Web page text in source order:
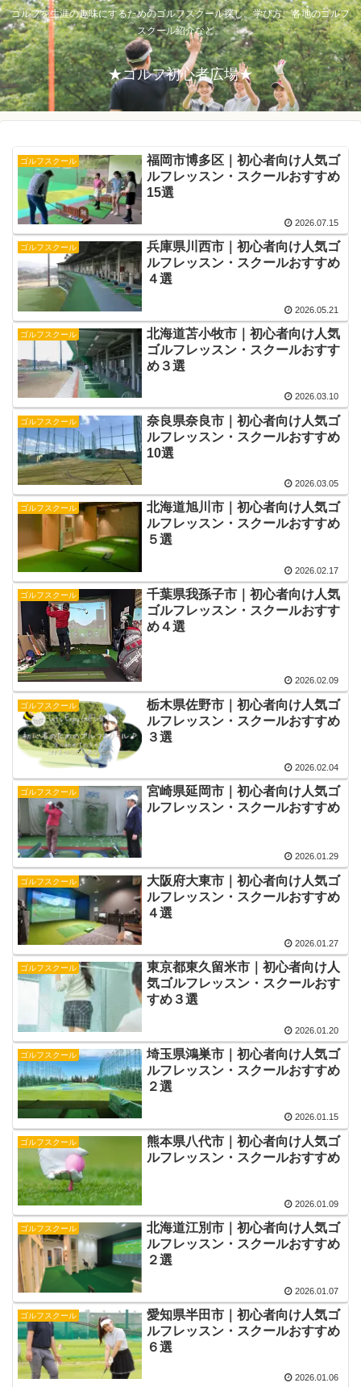
ゴルフを生涯の趣味にするためのゴルフスクール探し。学び方、各地のゴルフ
スクール紹介など。
★ゴルフ初心者広場★
ゴルフスクール
福岡市博多区｜初心者向け人気ゴ
ルフレッスン・スクールおすすめ
15選
2026.07.15
ゴルフスクール
兵庫県川西市｜初心者向け人気ゴ
ルフレッスン・スクールおすすめ
４選
2026.05.21
ゴルフスクール
北海道苫小牧市｜初心者向け人気
ゴルフレッスン・スクールおすす
め３選
2026.03.10
ゴルフスクール
奈良県奈良市｜初心者向け人気ゴ
ルフレッスン・スクールおすすめ
10選
2026.03.05
ゴルフスクール
北海道旭川市｜初心者向け人気ゴ
ルフレッスン・スクールおすすめ
５選
2026.02.17
ゴルフスクール
千葉県我孫子市｜初心者向け人気
ゴルフレッスン・スクールおすす
め４選
2026.02.09
ゴルフスクール
栃木県佐野市｜初心者向け人気ゴ
ルフレッスン・スクールおすすめ
３選
2026.02.04
ゴルフスクール
宮崎県延岡市｜初心者向け人気ゴ
ルフレッスン・スクールおすすめ
2026.01.29
ゴルフスクール
大阪府大東市｜初心者向け人気ゴ
ルフレッスン・スクールおすすめ
４選
2026.01.27
ゴルフスクール
東京都東久留米市｜初心者向け人
気ゴルフレッスン・スクールおす
すめ３選
2026.01.20
ゴルフスクール
埼玉県鴻巣市｜初心者向け人気ゴ
ルフレッスン・スクールおすすめ
２選
2026.01.15
ゴルフスクール
熊本県八代市｜初心者向け人気ゴ
ルフレッスン・スクールおすすめ
2026.01.09
ゴルフスクール
北海道江別市｜初心者向け人気ゴ
ルフレッスン・スクールおすすめ
２選
2026.01.07
ゴルフスクール
愛知県半田市｜初心者向け人気ゴ
ルフレッスン・スクールおすすめ
６選
2026.01.06